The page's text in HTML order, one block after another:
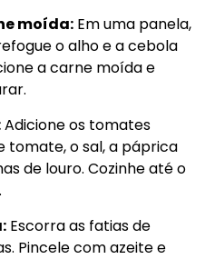
moída: Em uma panela,
o alho e a cebola
a carne moída e
Adicione os tomates
tomate, o sal, a páprica
de louro. Cozinhe até o
Escorra as fatias de
Pincele com azeite e